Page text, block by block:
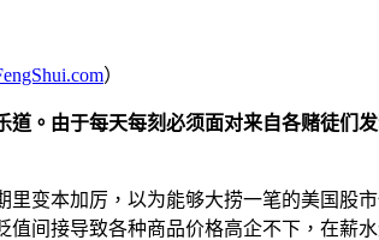
）
。由于每天每刻必须面对来自各赌徒们
变本加厉，以为能够大捞一笔的美国
间接导致各种商品价格高企不下，在薪